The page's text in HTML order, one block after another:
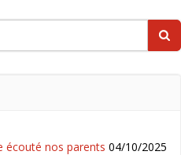
écouté nos parents 04/10/2025